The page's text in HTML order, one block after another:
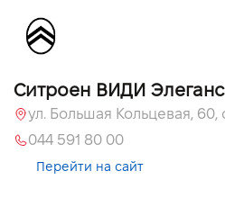
Ситроен ВИДИ Элеганс
044 591 80 00
Перейти на сайт